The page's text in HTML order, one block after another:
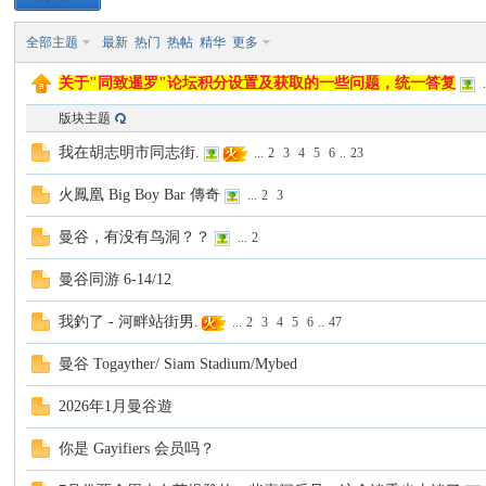
致
全部主题 最新 热门 热帖 精华 更多
关于"同致暹罗"论坛积分设置及获取的一些问题，统一答复
版块主题
我在胡志明市同志街. ... 2 3 4 5 6 .. 23
火鳳凰 Big Boy Bar 傳奇 ... 2 3
曼谷，有没有鸟洞？？ ... 2
曼谷同游 6-14/12
我釣了 - 河畔站街男. ... 2 3 4 5 6 .. 47
曼谷 Togayther/ Siam Stadium/Mybed
2026年1月曼谷遊
你是 Gayifiers 会员吗？